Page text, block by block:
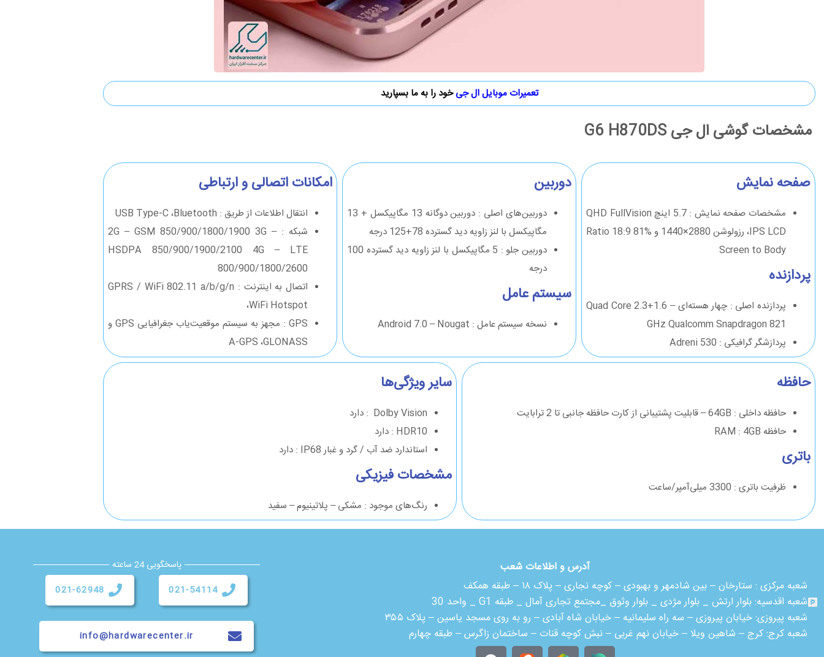
تعمیرات موبایل ال جی خود را به ما بسپارید
مشخصات گوشی ال جی G6 H870DS
صفحه نمایش
مشخصات صفحه نمایش : 5.7 اینچ QHD FullVision
IPS LCD، رزولوشن 2880×1440 و Ratio 18:9 81%
Screen to Body
پردازنده
پردازنده اصلی : چهار هسته‌ای – Quad Core 2.3+1.6
GHz Qualcomm Snapdragon 821
پردازشگر گرافیکی : Adreni 530
دوربین
دوربین‌های اصلی : دوربین دوگانه 13 مگاپیکسل + 13
مگاپیکسل با لنز زاویه دید گسترده 78+125 درجه
دوربین جلو : 5 مگاپیکسل با لنز زاویه دید گسترده 100
درجه
سیستم عامل
نسخه سیستم عامل : Android 7.0 – Nougat
امکانات اتصالی و ارتباطی
انتقال اطلاعات از طریق : USB Type-C ،Bluetooth
شبکه : 2G – GSM 850/900/1800/1900 3G –
HSDPA 850/900/1900/2100 4G – LTE
800/900/1800/2600
اتصال به اینترنت : GPRS / WiFi 802.11 a/b/g/n
،WiFi Hotspot
GPS : مجهز به سیستم موقعیت‌یاب جغرافیایی GPS و
A-GPS ،GLONASS
حافظه
حافظه داخلی : 64GB – قابلیت پشتیبانی از کارت حافظه جانبی تا 2 ترابایت
حافظه RAM : 4GB
باتری
ظرفیت باتری : 3300 میلی‌آمپر/ساعت
سایر ویژگی‌ها
Dolby Vision : دارد
HDR10 : دارد
استاندارد ضد آب / گرد و غبار IP68 : دارد
مشخصات فیزیکی
رنگ‌های موجود : مشکی – پلاتینیوم – سفید
آدرس و اطلاعات شعب
شعبه مرکزی : ستارخان – بین شادمهر و بهبودی – کوچه نجاری – پلاک ۱۸ – طبقه همکف
شعبه اقدسیه:بلوار ارتش _ بلوار مژدی _ بلوار وثوق _مجتمع تجاری آمال _ طبقه G1 _ واحد 30
شعبه پیروزی: خیابان پیروزی – سه راه سلیمانیه – خیابان شاه آبادی – رو به روی مسجد یاسین – پلاک ۳۵۵
شعبه کرج:کرج – شاهین ویلا – خیابان نهم غربی – نبش کوچه قنات – ساختمان زاگرس – طبقه چهارم
پاسخگویی 24 ساعته
021-54114
021-62948
info@hardwarecenter.ir